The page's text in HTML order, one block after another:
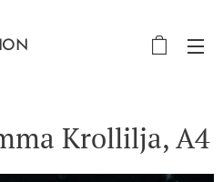
Krollilja, A4